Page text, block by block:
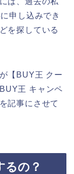
申し込みでき
を探している
【BUY王 クー
王 キャンペ
記事にさせて
るの？